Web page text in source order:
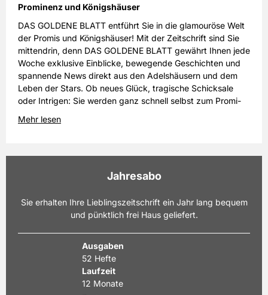
Prominenz und Königshäuser
DAS GOLDENE BLATT entführt Sie in die glamouröse Welt
der Promis und Königshäuser! Mit der Zeitschrift sind Sie
mittendrin, denn DAS GOLDENE BLATT gewährt Ihnen jede
Woche exklusive Einblicke, bewegende Geschichten und
spannende News direkt aus den Adelshäusern und dem
Leben der Stars. Ob neues Glück, tragische Schicksale
oder Intrigen: Sie werden ganz schnell selbst zum Promi-
Mehr lesen
Jahresabo
Sie erhalten Ihre Lieblingszeitschrift ein Jahr lang bequem
und pünktlich frei Haus geliefert.
Ausgaben
52 Hefte
Laufzeit
12 Monate